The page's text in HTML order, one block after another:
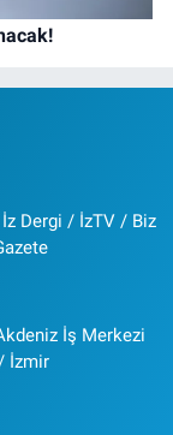
Dergi / İzTV / Biz
İş Merkezi
İzmir